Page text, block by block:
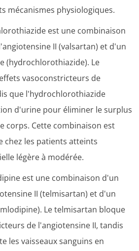
mécanismes physiologiques.
est une combinaison
II (valsartan) et d'un
(hydrochlorothiazide). Le
vasoconstricteurs de
que l'hydrochlorothiazide
d'urine pour éliminer le surplus
corps. Cette combinaison est
les patients atteints
légère à modérée.
est une combinaison d'un
II (telmisartan) et d'un
Le telmisartan bloque
de l'angiotensine II, tandis
les vaisseaux sanguins en